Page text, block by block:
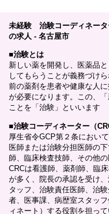
未経験 治験コーディネー
の求人 - 名古屋市
■治験とは
新しい薬を開発し、医薬品
してもらうことが義務づけ
前の薬剤を患者や健康な人
が必要になります。この、
ことを「治験」といいます
■治験コーディネーター（
厚生省令GCP第２条におい
医師または治験分担医師の
師、臨床検査技師、その他
CRCは看護師、薬剤師、臨
が多く、院長の承認を受け
タッフ、治験責任医師、治
者、医事課、病歴室スタッ
ィネート）する役割を担って